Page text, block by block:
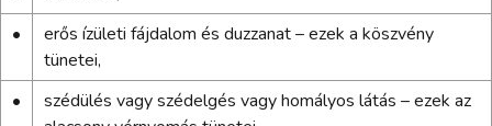
•
erős ízületi fájdalom és duzzanat – ezek a köszvény
tünetei,
•
szédülés vagy szédelgés vagy homályos látás – ezek az